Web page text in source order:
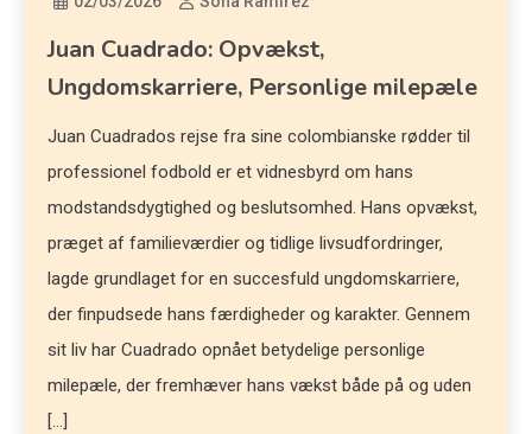
Juan Cuadrado: Opvækst,
Ungdomskarriere, Personlige milepæle
Juan Cuadrados rejse fra sine colombianske rødder til
professionel fodbold er et vidnesbyrd om hans
modstandsdygtighed og beslutsomhed. Hans opvækst,
præget af familieværdier og tidlige livsudfordringer,
lagde grundlaget for en succesfuld ungdomskarriere,
der finpudsede hans færdigheder og karakter. Gennem
sit liv har Cuadrado opnået betydelige personlige
milepæle, der fremhæver hans vækst både på og uden
[…]